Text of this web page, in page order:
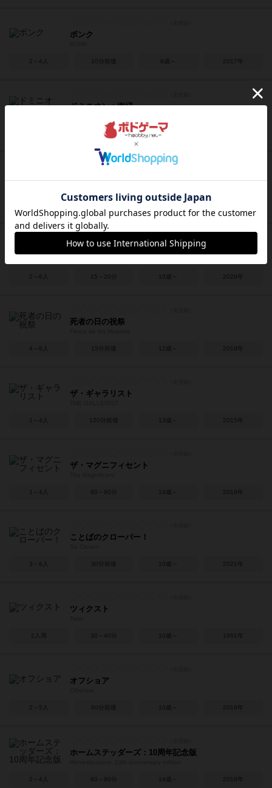
ボンク
2～4人 10分前後 8歳～ 2017年
ドミニオン：海辺
30分前後 13歳～
アズール：ジョーカータイル
2～6人 15～20分 10歳～ 2020年
死者の日の祝祭
4～8人 15分前後 12歳～ 2019年
ザ・ギャラリスト
1～4人 120分前後 13歳～ 2015年
ザ・マグニフィセント
1～4人 60～90分 14歳～ 2019年
ことばのクローバー！
3～6人 30分前後 10歳～ 2021年
ツィクスト
2人用 30～40分 10歳～ 1961年
オフショア
2～5人 60分前後 10歳～ 2019年
ホームステッダーズ：10周年記念版
2～4人 60～90分 14歳～ 2019年